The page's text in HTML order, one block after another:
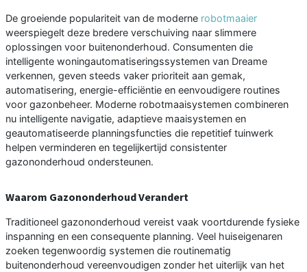
De groeiende populariteit van de moderne robotmaaier
weerspiegelt deze bredere verschuiving naar slimmere
oplossingen voor buitenonderhoud. Consumenten die
intelligente woningautomatiseringssystemen van Dreame
verkennen, geven steeds vaker prioriteit aan gemak,
automatisering, energie-efficiëntie en eenvoudigere routines
voor gazonbeheer. Moderne robotmaaisystemen combineren
nu intelligente navigatie, adaptieve maaisystemen en
geautomatiseerde planningsfuncties die repetitief tuinwerk
helpen verminderen en tegelijkertijd consistenter
gazononderhoud ondersteunen.
Waarom Gazononderhoud Verandert
Traditioneel gazononderhoud vereist vaak voortdurende fysieke
inspanning en een consequente planning. Veel huiseigenaren
zoeken tegenwoordig systemen die routinematig
buitenonderhoud vereenvoudigen zonder het uiterlijk van het